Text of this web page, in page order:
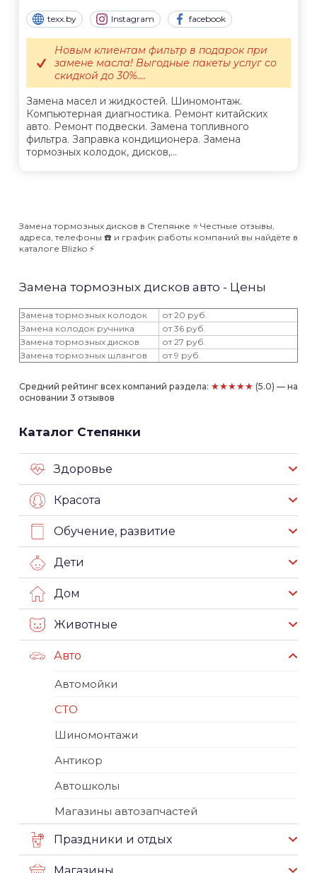
texx.by Instagram facebook
Замена масел и жидкостей. Шиномонтаж.
Компьютерная диагностика. Ремонт китайских
авто. Ремонт подвески. Замена топливного
фильтра. Заправка кондиционера. Замена
тормозных колодок, дисков,...
Новым клиентам фильтр в подарок при
замене масла! Выгодные пакеты услуг со
скидкой до 30%....
Замена тормозных дисков в Степянке ⭐️ Честные отзывы,
адреса, телефоны ☎️ и график работы компаний вы найдёте в
каталоге Blizko ⚡️
Замена тормозных дисков авто - Цены
Замена тормозных колодок
от 20 руб.
Замена колодок ручника
от 36 руб.
Замена тормозных дисков
от 27 руб.
Замена тормозных шлангов
от 9 руб.
Средний рейтинг всех компаний раздела: ★★★★★ (5.0) — на
основании 3 отзывов
Каталог Степянки
Здоровье
Красота
Обучение, развитие
Дети
Дом
Животные
Авто
Автомойки
СТО
Шиномонтажи
Антикор
Автошколы
Магазины автозапчастей
Праздники и отдых